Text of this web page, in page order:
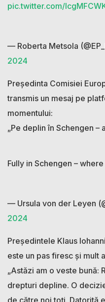
pic.twitter.com/
— Roberta Metsola
2024
Președinta Comisiei
transmis un mesaj pe
momentului:
„Pe deplin în Schengen –
Fully in Schengen –
— Ursula von der Leyen
2024
Președintele Klaus
este un pas firesc și mult
„Astăzi am o veste bună:
drepturi depline. O
de către noi toți. Datorită